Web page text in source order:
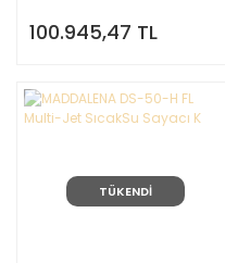
100.945,47 TL
TÜKENDİ